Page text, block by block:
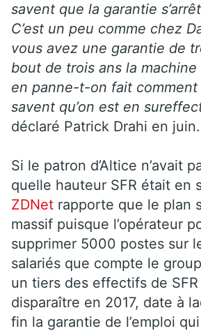
savent que la garantie
C’est un peu comme chez
vous avez une garantie de
bout de trois ans la
en panne-t-on fait comment
savent qu’on est en
déclaré Patrick Drahi en juin.
Si le patron d’Altice n’avait
quelle hauteur SFR était en
ZDNet rapporte que le plan
massif puisque l’opérateur
supprimer 5000 postes sur
salariés que compte le
un tiers des effectifs de
disparaître en 2017, date à
fin la garantie de l’emploi